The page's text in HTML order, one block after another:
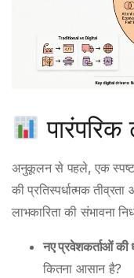
अनुकूलन से पहले, एक स्पष्ट
की प्रतिस्पर्धात्मक
लाभकारिता की संभावना
नए प्रवेशकर्ताओं की
कितना आसान है?